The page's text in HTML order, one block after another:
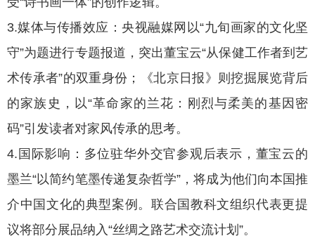
3.媒体与传播效应：央视融媒网以“九旬画家的文化坚
守”为题进行专题报道，突出董宝云“从保健工作者到艺
术传承者”的双重身份；《北京日报》则挖掘展览背后
的家族史，以“革命家的兰花：刚烈与柔美的基因密
码”引发读者对家风传承的思考。
4.国际影响：多位驻华外交官参观后表示，董宝云的
墨兰“以简约笔墨传递复杂哲学”，将成为他们向本国推
介中国文化的典型案例。联合国教科文组织代表更提
议将部分展品纳入“丝绸之路艺术交流计划”。